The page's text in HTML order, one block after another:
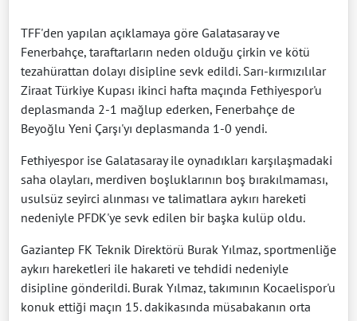
TFF'den yapılan açıklamaya göre Galatasaray ve
Fenerbahçe, taraftarların neden olduğu çirkin ve kötü
tezahürattan dolayı disipline sevk edildi. Sarı-kırmızılılar
Ziraat Türkiye Kupası ikinci hafta maçında Fethiyespor'u
deplasmanda 2-1 mağlup ederken, Fenerbahçe de
Beyoğlu Yeni Çarşı'yı deplasmanda 1-0 yendi.
Fethiyespor ise Galatasaray ile oynadıkları karşılaşmadaki
saha olayları, merdiven boşluklarının boş bırakılmaması,
usulsüz seyirci alınması ve talimatlara aykırı hareketi
nedeniyle PFDK'ye sevk edilen bir başka kulüp oldu.
Gaziantep FK Teknik Direktörü Burak Yılmaz, sportmenliğe
aykırı hareketleri ile hakareti ve tehdidi nedeniyle
disipline gönderildi. Burak Yılmaz, takımının Kocaelispor'u
konuk ettiği maçın 15. dakikasında müsabakanın orta